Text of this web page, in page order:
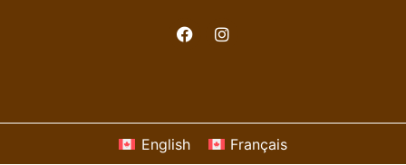
English Français